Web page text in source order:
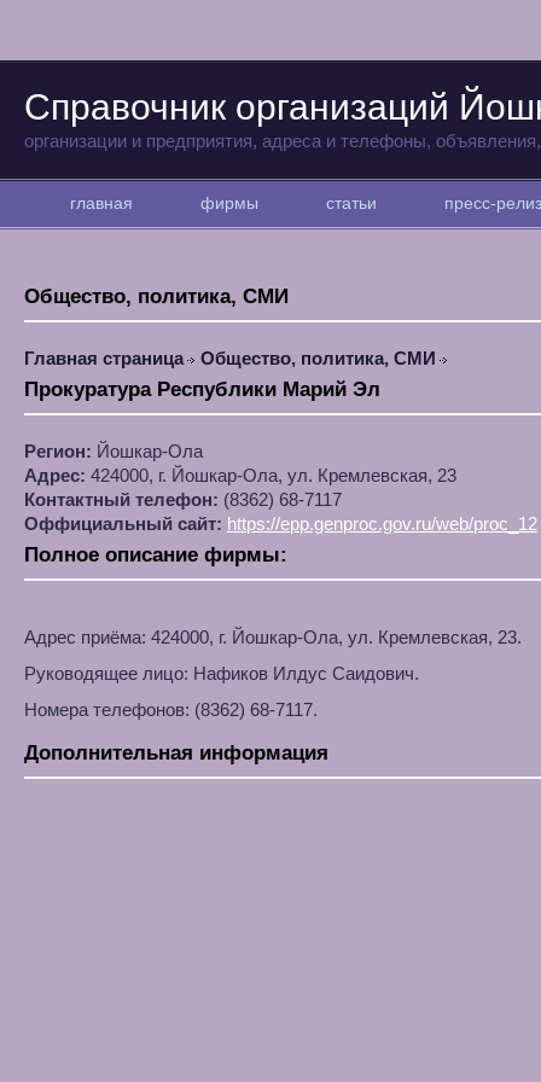
Справочник организаций
организации и предприятия, адреса и телефоны,
главная фирмы статьи пресс-
Общество, политика, СМИ
Главная страница Общество, политика, СМИ
Прокуратура Республики Марий Эл
Регион: Йошкар-Ола
Адрес: 424000, г. Йошкар-Ола, ул. Кремлевская, 23
Контактный телефон: (8362) 68-7117
Оффициальный сайт: https://epp.genproc.gov.ru/web/proc_12
Полное описание фирмы:
Адрес приёма: 424000, г. Йошкар-Ола, ул. Кремлевская, 23.
Руководящее лицо: Нафиков Илдус Саидович.
Номера телефонов: (8362) 68-7117.
Дополнительная информация